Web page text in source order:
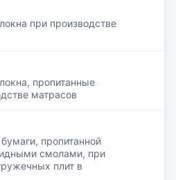
при производстве
пропитанные
матрасов
пропитанной
смолами, при
плит в